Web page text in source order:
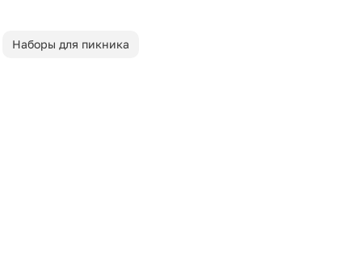
Наборы для пикника